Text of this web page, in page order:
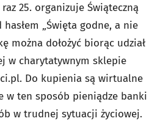
25. organizuje Świąteczną
„Święta godne, a nie
można dołożyć biorąc udział
w charytatywnym sklepie
Do kupienia są wirtualne
w ten sposób pieniądze banki
w trudnej sytuacji życiowej.